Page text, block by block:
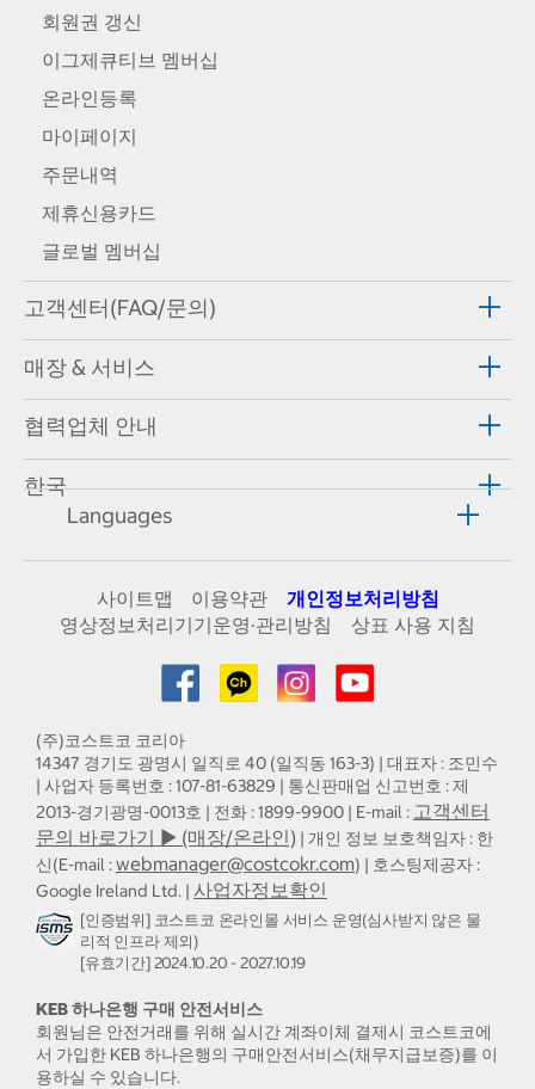
회원권 갱신
이그제큐티브 멤버십
온라인등록
마이페이지
주문내역
제휴신용카드
글로벌 멤버십
고객센터(FAQ/문의)
매장 & 서비스
협력업체 안내
한국
Languages
사이트맵 이용약관
개인정보처리방침
영상정보처리기기운영·관리방침
상표 사용 지침
(주)코스트코 코리아
14347 경기도 광명시 일직로 40 (일직동 163-3) | 대표자 : 조민수
| 사업자 등록번호 : 107-81-63829 | 통신판매업 신고번호 : 제
2013-경기광명-0013호 | 전화 : 1899-9900 | E-mail : 고객센터
문의 바로가기 ▶ (매장/온라인) | 개인 정보 보호책임자 : 한
신(E-mail :webmanager@costcokr.com) | 호스팅제공자 :
Google Ireland Ltd. | 사업자정보확인
[인증범위] 코스트코 온라인몰 서비스 운영(심사받지 않은 물
리적 인프라 제외)
[유효기간] 2024.10.20 - 2027.10.19
KEB 하나은행 구매 안전서비스
회원님은 안전거래를 위해 실시간 계좌이체 결제시 코스트코에
서 가입한 KEB 하나은행의 구매안전서비스(채무지급보증)를 이
용하실 수 있습니다.